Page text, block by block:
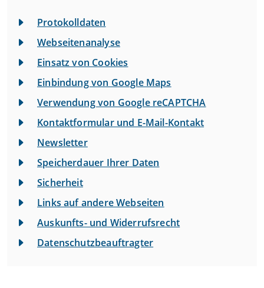
Protokolldaten
Webseitenanalyse
Einsatz von Cookies
Einbindung von Google Maps
Verwendung von Google reCAPTCHA
Kontaktformular und E-Mail-Kontakt
Newsletter
Speicherdauer Ihrer Daten
Sicherheit
Links auf andere Webseiten
Auskunfts- und Widerrufsrecht
Datenschutzbeauftragter